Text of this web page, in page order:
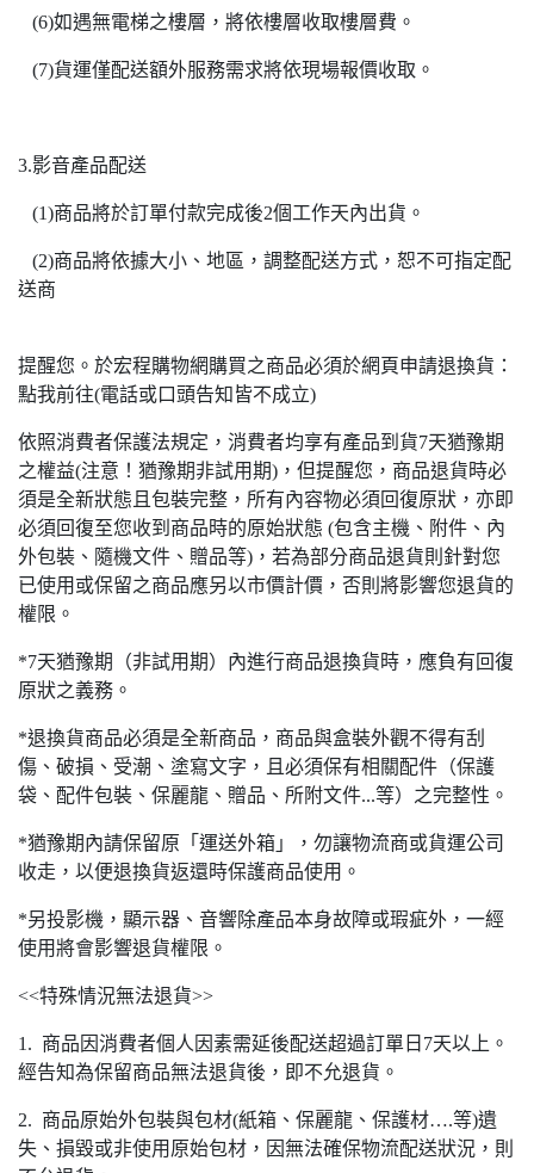
(6)如遇無電梯之樓層，將依樓層收取樓層費。
(7)貨運僅配送額外服務需求將依現場報價收取。
3.影音產品配送
(1)商品將於訂單付款完成後2個工作天內出貨。
(2)商品將依據大小、地區，調整配送方式，恕不可指定配
送商
提醒您。於宏程購物網購買之商品必須於網頁申請退換貨：
點我前往(電話或口頭告知皆不成立)
依照消費者保護法規定，消費者均享有產品到貨7天猶豫期
之權益(注意！猶豫期非試用期)，但提醒您，商品退貨時必
須是全新狀態且包裝完整，所有內容物必須回復原狀，亦即
必須回復至您收到商品時的原始狀態 (包含主機、附件、內
外包裝、隨機文件、贈品等)，若為部分商品退貨則針對您
已使用或保留之商品應另以市價計價，否則將影響您退貨的
權限。
*7天猶豫期（非試用期）內進行商品退換貨時，應負有回復
原狀之義務。
*退換貨商品必須是全新商品，商品與盒裝外觀不得有刮
傷、破損、受潮、塗寫文字，且必須保有相關配件（保護
袋、配件包裝、保麗龍、贈品、所附文件...等）之完整性。
*猶豫期內請保留原「運送外箱」，勿讓物流商或貨運公司
收走，以便退換貨返還時保護商品使用。
*另投影機，顯示器、音響除產品本身故障或瑕疵外，一經
使用將會影響退貨權限。
<<特殊情況無法退貨>>
1. 商品因消費者個人因素需延後配送超過訂單日7天以上。
經告知為保留商品無法退貨後，即不允退貨。
2. 商品原始外包裝與包材(紙箱、保麗龍、保護材….等)遺
失、損毀或非使用原始包材，因無法確保物流配送狀況，則